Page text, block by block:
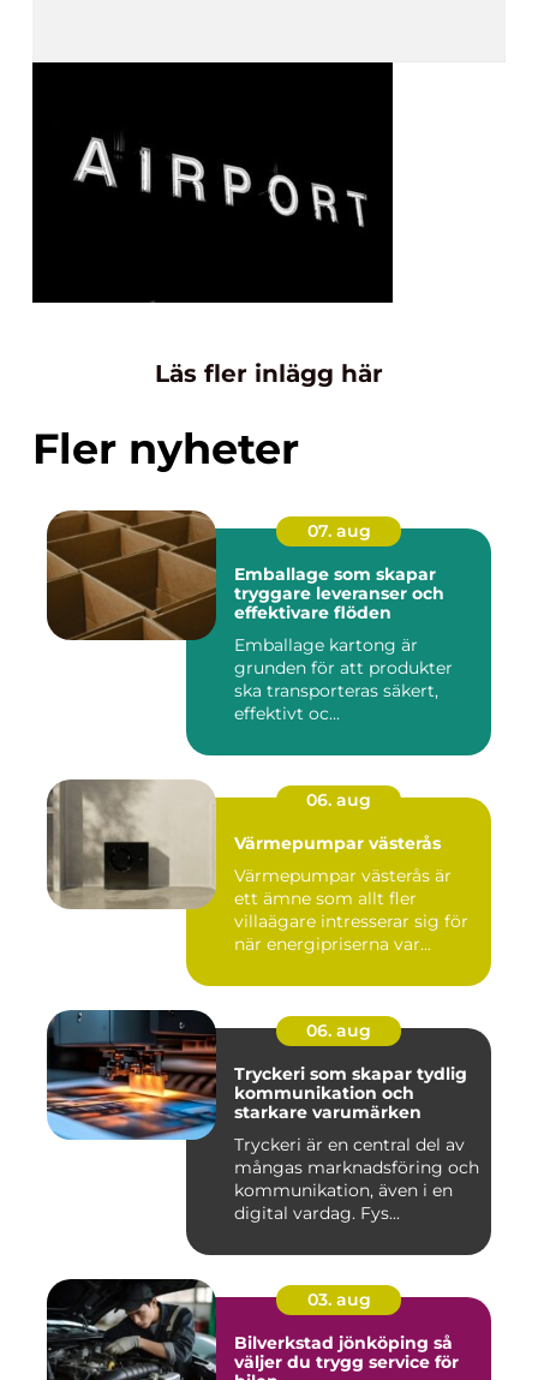
Läs fler inlägg här
Fler nyheter
07. aug
Emballage som skapar
tryggare leveranser och
effektivare flöden
Emballage kartong är
grunden för att produkter
ska transporteras säkert,
effektivt oc...
06. aug
Värmepumpar västerås
Värmepumpar västerås är
ett ämne som allt fler
villaägare intresserar sig för
när energipriserna var...
06. aug
Tryckeri som skapar tydlig
kommunikation och
starkare varumärken
Tryckeri är en central del av
mångas marknadsföring och
kommunikation, även i en
digital vardag. Fys...
03. aug
Bilverkstad jönköping så
väljer du trygg service för